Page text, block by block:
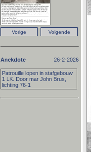
Anekdote 26-2-2026
Patrouille lopen in stafgebouw
1 LK. Door mar John Brus,
lichting 76-1